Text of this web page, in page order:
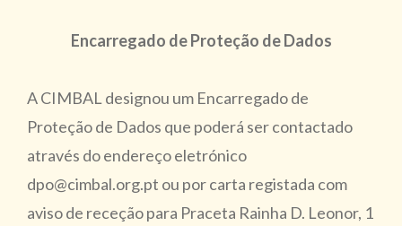
Encarregado de Proteção de Dados
A CIMBAL designou um Encarregado de
Proteção de Dados que poderá ser contactado
através do endereço eletrónico
dpo@cimbal.org.pt ou por carta registada com
aviso de receção para Praceta Rainha D. Leonor, 1